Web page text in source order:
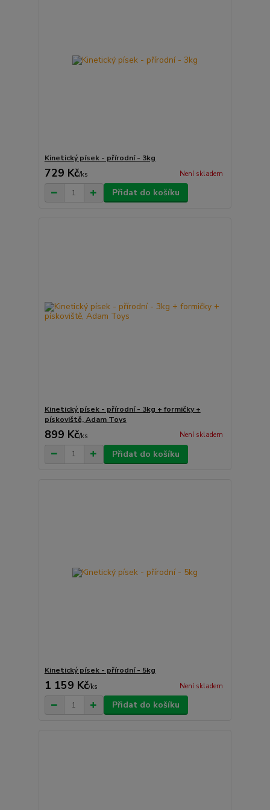
Kinetický písek - přírodní - 3kg
729 Kč/ks Není skladem
Přidat do košíku
Kinetický písek - přírodní - 3kg + formičky +
pískoviště, Adam Toys
899 Kč/ks Není skladem
Přidat do košíku
Kinetický písek - přírodní - 5kg
1 159 Kč/ks Není skladem
Přidat do košíku